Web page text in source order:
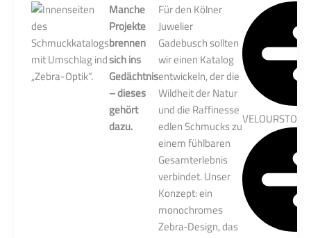
Manche
Projekte
brennen
sich ins
Gedächtnis
– dieses
gehört
dazu.
Für den Kölner
Juwelier
Gadebusch sollten
wir einen Katalog
entwickeln, der die
Wildheit der Natur
und die Raffinesse
edlen Schmucks zu
einem fühlbaren
Gesamterlebnis
verbindet. Unser
Konzept: ein
monochromes
Zebra‑Design, das
VELOURSTOFF